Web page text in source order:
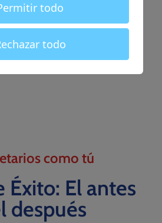
todo
todo
verás que
con la tranquilidad
y la rentabilidad es 100%
como tú
Éxito: El antes
después